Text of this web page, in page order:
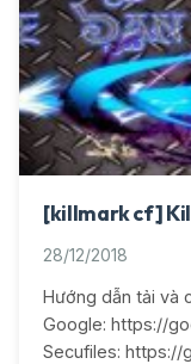
[killmark cf]
28/12/2018
Hướng dẫn tải và
Google: https://
Secufiles: https://